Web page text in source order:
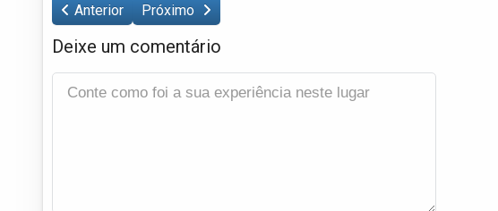
Anterior Próximo
Deixe um comentário